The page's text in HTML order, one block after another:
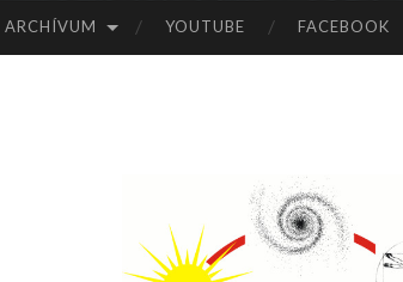
ARCHÍVUM YOUTUBE FACEBOOK